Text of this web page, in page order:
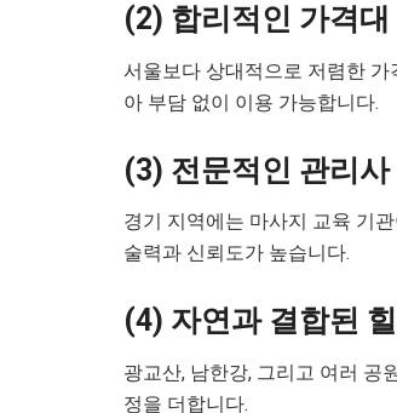
(2) 합리적인 가격대
서울보다 상대적으로 저렴한
아 부담 없이 이용 가능합니다.
(3) 전문적인 관리사
경기 지역에는 마사지 교육 기
술력과 신뢰도가 높습니다.
(4) 자연과 결합된
광교산, 남한강, 그리고 여러 공
정을 더합니다.